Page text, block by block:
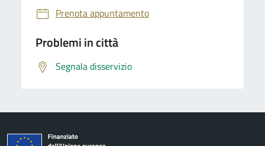
Prenota appuntamento
Problemi in città
Segnala disservizio